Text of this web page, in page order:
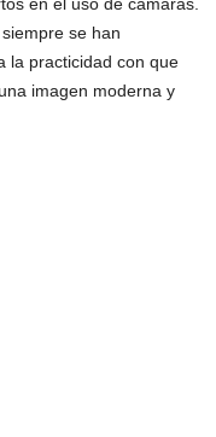
siempre se han
la practicidad con que
imagen moderna y